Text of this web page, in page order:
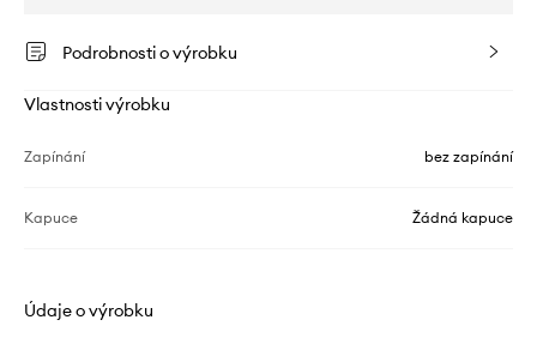
Podrobnosti o výrobku
Vlastnosti výrobku
Zapínání bez zapínání
Kapuce Žádná kapuce
Údaje o výrobku